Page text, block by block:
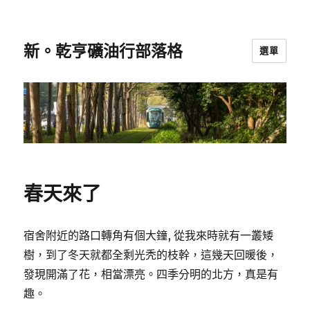
新。乾亨礦油行部落格 選單
春天來了
宿舍附近的路口轉角有個大鐘, 從我來時就有一叢矮
樹，到了冬天就都全剩光秃的枝幹，這幾天回暖後，
發現開滿了花，相當漂亮。四季分明的北方，真是有
趣。